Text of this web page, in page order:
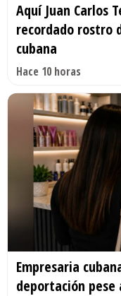
Aquí Juan Carlos
recordado rostro
cubana
Hace 10 horas
Empresaria
deportación pese